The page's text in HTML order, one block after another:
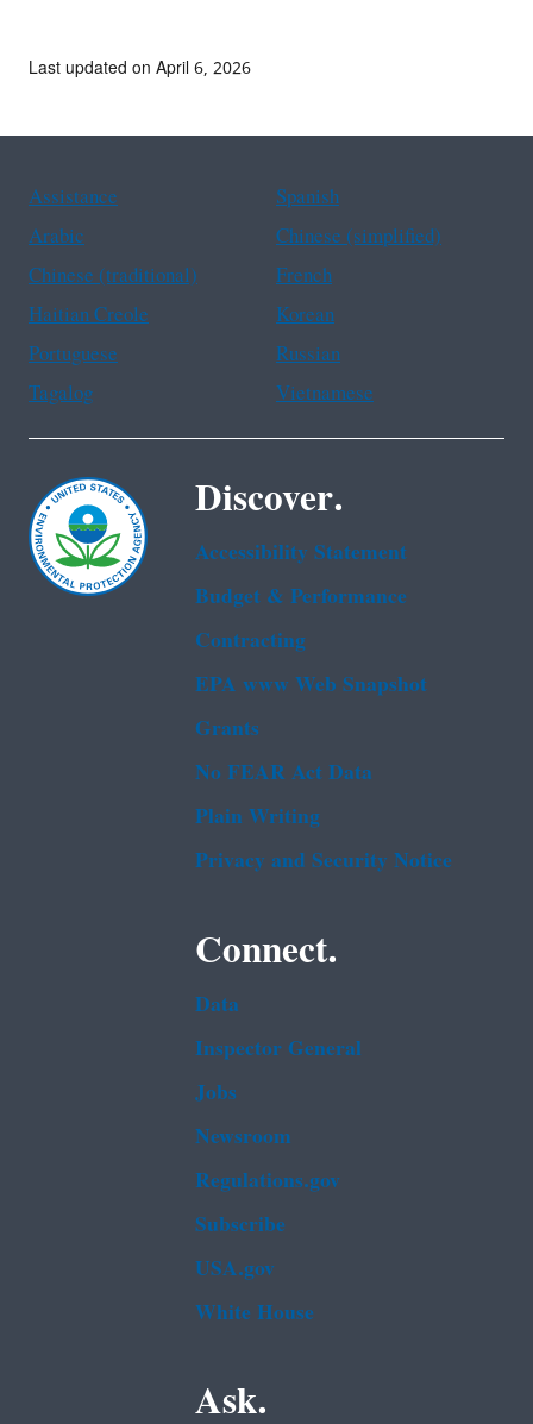
Last updated on April 6, 2026
Assistance
Spanish
Arabic
Chinese (simplified)
Chinese (traditional)
French
Haitian Creole
Korean
Portuguese
Russian
Tagalog
Vietnamese
Discover.
Accessibility Statement
Budget & Performance
Contracting
EPA www Web Snapshot
Grants
No FEAR Act Data
Plain Writing
Privacy and Security Notice
Connect.
Data
Inspector General
Jobs
Newsroom
Regulations.gov
Subscribe
USA.gov
White House
Ask.